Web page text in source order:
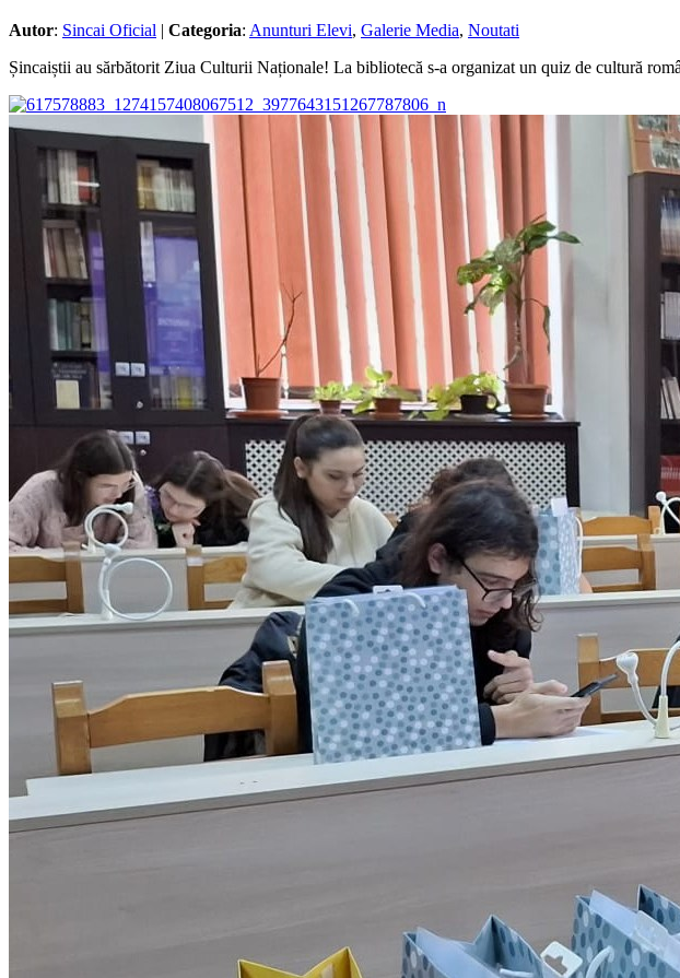
Autor: Sincai Oficial | Categoria: Anunturi Elevi, Galerie Media, Noutati
Șincaiștii au sărbătorit Ziua Culturii Naționale! La bibliotecă s-a organizat un quiz de cultură